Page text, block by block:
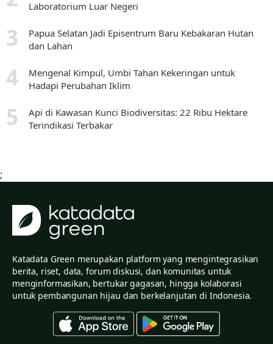
Laboratorium Luar Negeri
Papua Selatan Jadi Episentrum Baru Kebakaran Hutan
dan Lahan
Mengenal Kimpul, Umbi Tahan Kekeringan untuk
Hadapi Perubahan Iklim
Api di Kawasan Kunci Biodiversitas: 22 Ribu Hektare
Terindikasi Terbakar
;
Katadata Green merupakan platform yang mengintegrasikan
berita, riset, data, forum diskusi, dan komunitas untuk
menginformasikan, bertukar gagasan, hingga kolaborasi
untuk pembangunan hijau dan berkelanjutan di Indonesia.